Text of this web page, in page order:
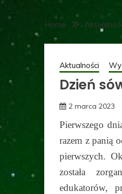
Home
Aktualności
Dzień
2 marca 2023
Pierwszego
razem z panią
pierwszych.
została
edukatorów,